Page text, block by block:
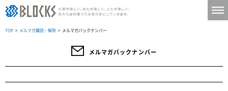
TOP > メルマガ購読・解除 > メルマガバックナンバー
メルマガバックナンバー